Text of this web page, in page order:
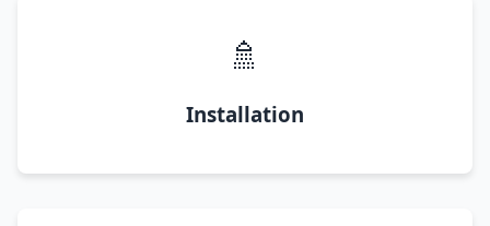
🚿
Installation